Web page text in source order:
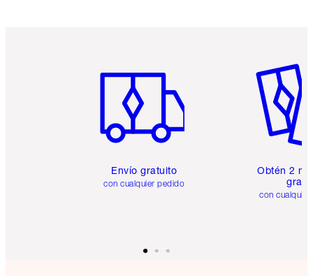
Envío gratuito
con cualquier pedido
Obtén 2
gratis
con